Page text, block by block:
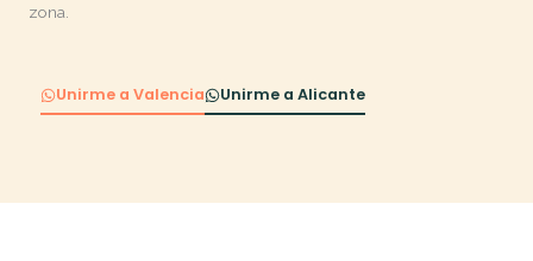
zona.
Unirme a Valencia Unirme a Alicante